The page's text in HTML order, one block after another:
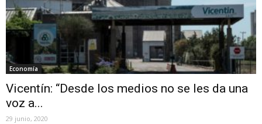
Economía
Vicentín: “Desde los medios no se les da una
voz a...
29 junio, 2020